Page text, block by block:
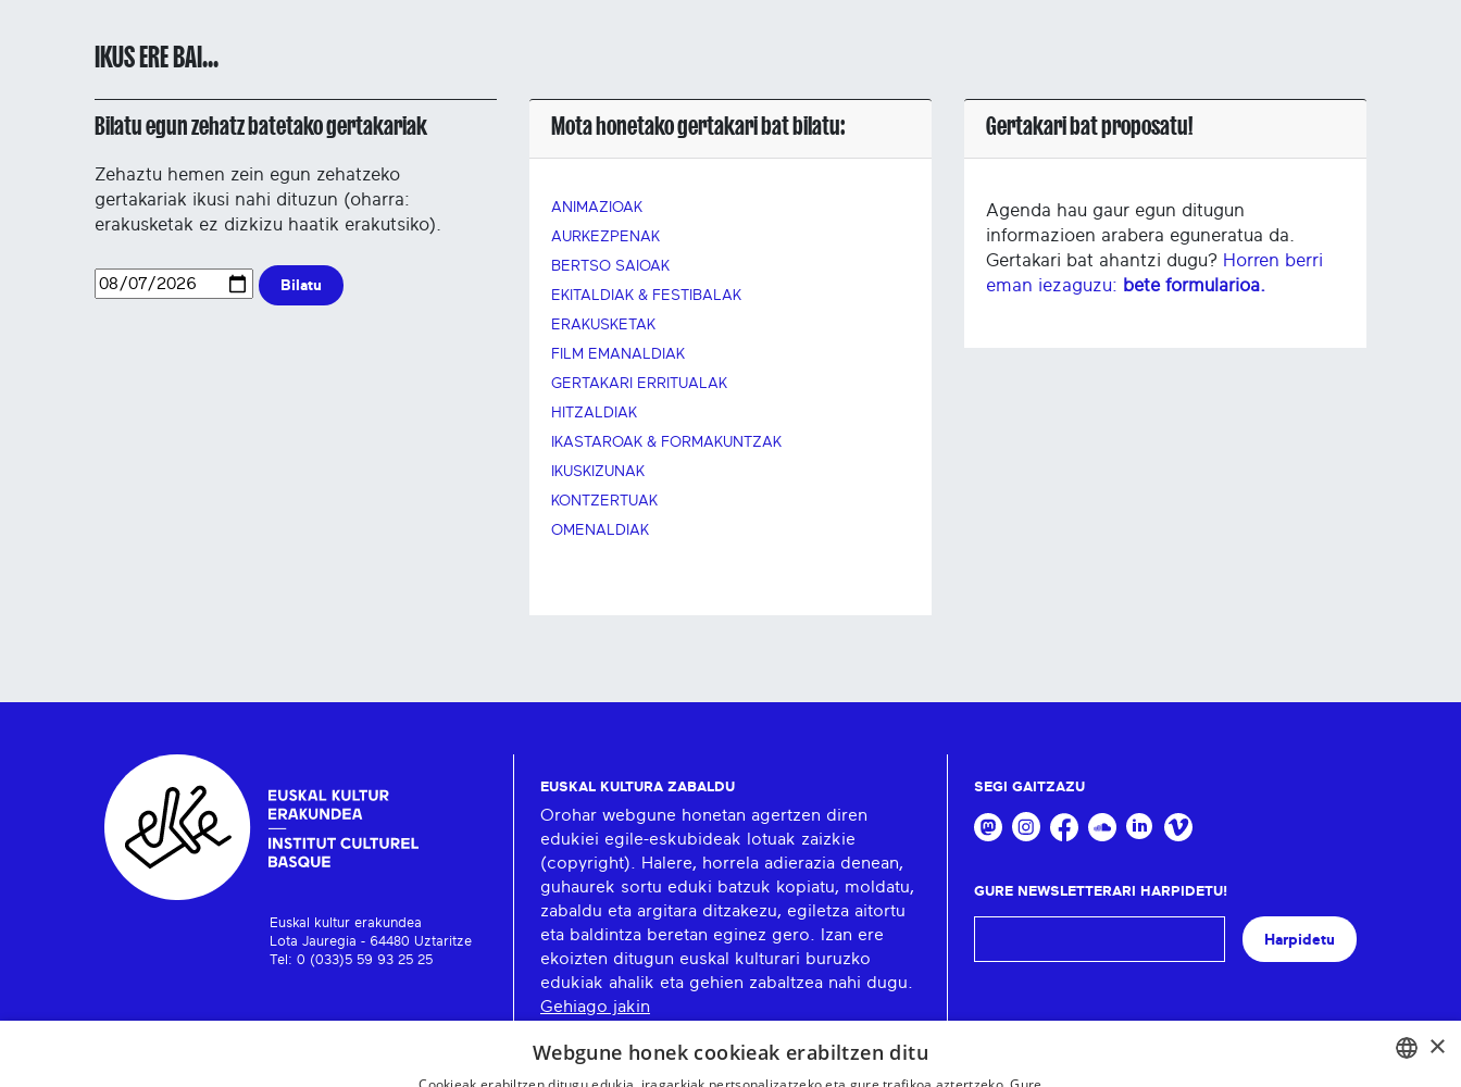
IKUS ERE BAI...
Bilatu egun zehatz batetako gertakariak
Zehaztu hemen zein egun zehatzeko
gertakariak ikusi nahi dituzun (oharra:
erakusketak ez dizkizu haatik erakutsiko).
Bilatu
Mota honetako gertakari bat bilatu:
ANIMAZIOAK
AURKEZPENAK
BERTSO SAIOAK
EKITALDIAK & FESTIBALAK
ERAKUSKETAK
FILM EMANALDIAK
GERTAKARI ERRITUALAK
HITZALDIAK
IKASTAROAK & FORMAKUNTZAK
IKUSKIZUNAK
KONTZERTUAK
OMENALDIAK
Gertakari bat proposatu!
Agenda hau gaur egun ditugun
informazioen arabera eguneratua da.
Gertakari bat ahantzi dugu? Horren berri
eman iezaguzu: bete formularioa.
Euskal kultur erakundea
Lota Jauregia - 64480 Uztaritze
Tel: 0 (033)5 59 93 25 25
EUSKAL KULTURA ZABALDU
Orohar webgune honetan agertzen diren
edukiei egile-eskubideak lotuak zaizkie
(copyright). Halere, horrela adierazia denean,
guhaurek sortu eduki batzuk kopiatu, moldatu,
zabaldu eta argitara ditzakezu, egiletza aitortu
eta baldintza beretan eginez gero. Izan ere
ekoizten ditugun euskal kulturari buruzko
edukiak ahalik eta gehien zabaltzea nahi dugu.
Gehiago jakin
SEGI GAITZAZU
GURE NEWSLETTERARI HARPIDETU!
Harpidetu
×
Webgune honek cookieak erabiltzen ditu